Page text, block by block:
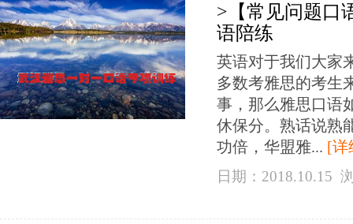
>【常见问题口
语陪练
英语对于我们大家
多数考雅思的考生
事，那么雅思口语
休保分。熟话说熟
功倍，华盟雅... [详
日期：2018.10.15